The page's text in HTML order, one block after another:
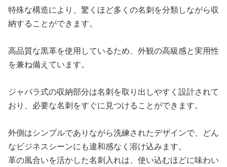
特殊な構造により、驚くほど多くの名刺を分類しながら収
納することができます。
高品質な黒革を使用しているため、外観の高級感と実用性
を兼ね備えています。
ジャバラ式の収納部分は名刺を取り出しやすく設計されて
おり、必要な名刺をすぐに見つけることができます。
外側はシンプルでありながら洗練されたデザインで、どん
なビジネスシーンにも違和感なく溶け込みます。
革の風合いを活かした名刺入れは、使い込むほどに味わい